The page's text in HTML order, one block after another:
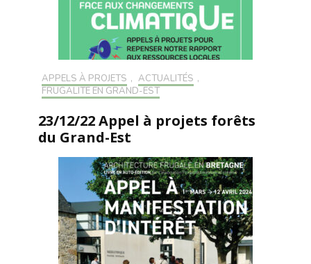
APPELS À PROJETS , ACTUALITÉS ,
FRUGALITÉ EN GRAND-EST
23/12/22 Appel à projets forêts
du Grand-Est